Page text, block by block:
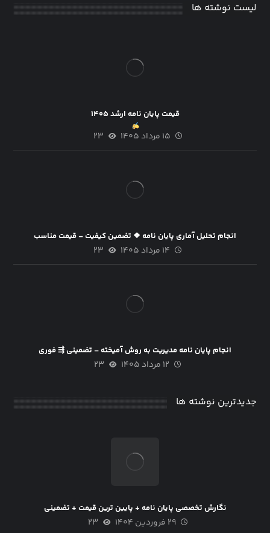
لیست نوشته ها
قیمت پایان نامه ارشد ۱۴۰۵
۱۵ مرداد ۱۴۰۵ ۲۳
انجام تحلیل آماری پایان نامه ❖ تضمین کیفیت – قیمت مناسب
۱۴ مرداد ۱۴۰۵ ۲۳
انجام پایان نامه مدیریت به روش آمیخته – تضمینی ⇶ فوری
۱۲ مرداد ۱۴۰۵ ۲۳
جدیدترین نوشته ها
نگارش تخصصی پایان نامه + پایین ترین قیمت + تضمینی
۲۹ فروردین ۱۴۰۴ ۲۳